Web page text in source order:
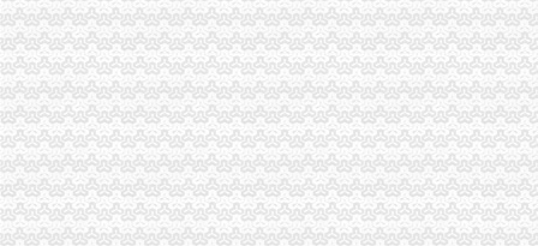
【重庆朝天门易碎品物流_易碎品运输价格_易碎品托运电话】-重庆赶
重庆微商服装代理一手货源重庆女孩服装批发-服装服饰-供求信息-中国
重庆国际货运专线：重庆至马来西亚（单向）-重庆爱问分类
大坪代办进出口公司
其他职位_大坪企业新招聘信息-广州58同城
法国台灯/落地灯进口代理报关公司-报关服务-久久信息网
帅博工商*办重庆公司注册-帅博工商咨询服务部
重庆验资开户：代办公司代办区县主城房地产开发资质,入渝备案,执
平安保险代理有限公司重庆分公司大坪营业部
黄埔区代办工商注册黄埔区申请一般纳税人图片大全,广州大坪企业